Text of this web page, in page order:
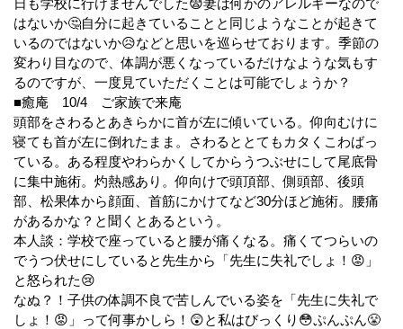
日も学校に行けませんでした😨妻は何かのアレルギーなので
はないか🤔自分に起きていることと同じようなことが起きて
いるのではないか😥などと思いを巡らせております。季節の
変わり目なので、体調が悪くなっているだけなような気もす
るのですが、一度見ていただくことは可能でしょうか？
■癒庵 10/4 ご家族で来庵
頭部をさわるとあきらかに首が左に傾いている。仰向むけに
寝ても首が左に倒れたまま。さわるととてもカタくこわばっ
ている。ある程度やわらかくしてからうつぶせにして尾底骨
に集中施術。灼熱感あり。仰向けで頭頂部、側頭部、後頭
部、松果体から顔面、首筋にかけてなど30分ほど施術。腰痛
があるかな？と聞くとあるという。
本人談：学校で座っていると腰が痛くなる。痛くてつらいの
でうつ伏せにしていると先生から「先生に失礼でしょ！😡」
と怒られた😢
なぬ？！子供の体調不良で苦しんでいる姿を「先生に失礼で
しょ！😡」って何事かしら！😲と私はびっくり😳ぷんぷん😤